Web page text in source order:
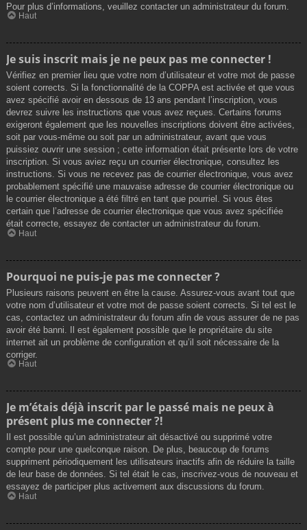
Pour plus d’informations, veuillez contacter un administrateur du forum.
Haut
Je suis inscrit mais je ne peux pas me connecter !
Vérifiez en premier lieu que votre nom d’utilisateur et votre mot de passe
soient corrects. Si la fonctionnalité de la COPPA est activée et que vous
avez spécifié avoir en dessous de 13 ans pendant l’inscription, vous
devrez suivre les instructions que vous avez reçues. Certains forums
exigeront également que les nouvelles inscriptions doivent être activées,
soit par vous-même ou soit par un administrateur, avant que vous
puissiez ouvrir une session ; cette information était présente lors de votre
inscription. Si vous aviez reçu un courrier électronique, consultez les
instructions. Si vous ne recevez pas de courrier électronique, vous avez
probablement spécifié une mauvaise adresse de courrier électronique ou
le courrier électronique a été filtré en tant que pourriel. Si vous êtes
certain que l’adresse de courrier électronique que vous avez spécifiée
était correcte, essayez de contacter un administrateur du forum.
Haut
Pourquoi ne puis-je pas me connecter ?
Plusieurs raisons peuvent en être la cause. Assurez-vous avant tout que
votre nom d’utilisateur et votre mot de passe soient corrects. Si tel est le
cas, contactez un administrateur du forum afin de vous assurer de ne pas
avoir été banni. Il est également possible que le propriétaire du site
internet ait un problème de configuration et qu’il soit nécessaire de la
corriger.
Haut
Je m’étais déjà inscrit par le passé mais ne peux à
présent plus me connecter ?!
Il est possible qu’un administrateur ait désactivé ou supprimé votre
compte pour une quelconque raison. De plus, beaucoup de forums
suppriment périodiquement les utilisateurs inactifs afin de réduire la taille
de leur base de données. Si tel était le cas, inscrivez-vous de nouveau et
essayez de participer plus activement aux discussions du forum.
Haut